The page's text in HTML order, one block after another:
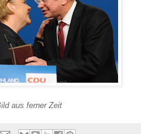
aus ferner Zeit